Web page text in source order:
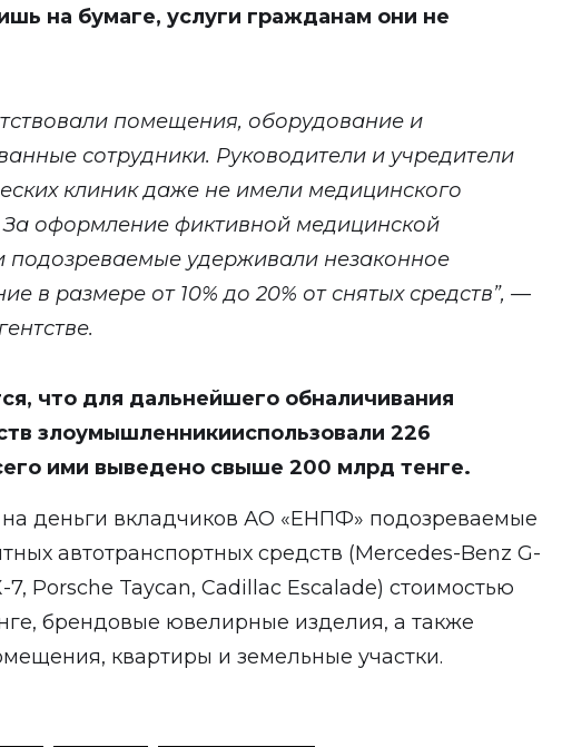
на бумаге, услуги гражданам они не
помещения, оборудование и
сотрудники. Руководители и учредители
клиник даже не имели медицинского
За оформление фиктивной медицинской
подозреваемые удерживали незаконное
в размере от 10% до 20% от снятых средств”, —
что для дальнейшего обналичивания
злоумышленникииспользовали 226
ими выведено свыше 200 млрд тенге.
деньги вкладчиков АО «ЕНПФ» подозреваемые
автотранспортных средств (Mercedes-Benz G-
7, Porsche Taycan, Cadillac Escalade) стоимостью
брендовые ювелирные изделия, а также
квартиры и земельные участки.